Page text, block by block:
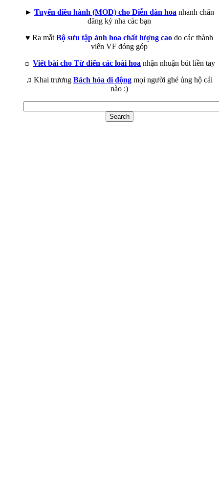
► Tuyển điều hành (MOD) cho Diễn đàn hoa nhanh chân
đăng ký nha các bạn
♥ Ra mắt Bộ sưu tập ảnh hoa chất lượng cao do các thành
viên VF đóng góp
☼ Viết bài cho Từ điển các loài hoa nhận nhuận bút liền tay
♫ Khai trương Bách hóa di động mọi người ghé ủng hộ cái
nào :)